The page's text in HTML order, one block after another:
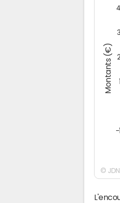
Montants (€)
-
©